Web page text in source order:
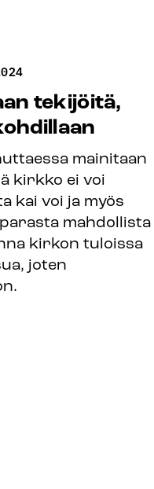
tekijöitä,
mainitaan
kirkko ei voi
kai voi ja myös
mahdollista
kirkon tuloissa
joten